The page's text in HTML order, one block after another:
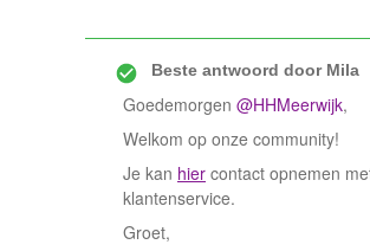
Beste antwoord doorMila
Goedemorgen @HHMeerwijk,
Welkom op onze community!
Je kan hier contact opnemen
klantenservice.
Groet,